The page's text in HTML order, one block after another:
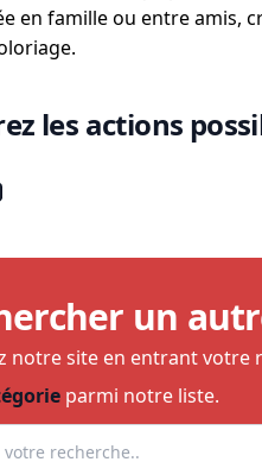
en famille ou entre amis,
les actions
mes coups de coeurs
un
notre site en entrant votre
parmi notre liste.